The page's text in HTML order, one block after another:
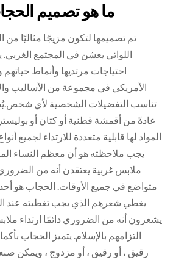
ما هو تصميم
تم تصميمها لتكون مزيجًا مثاليًا من
اللواتي يعشن في المجتمع الغربي.
احتياجات مرتديها وأنماط حياتهم
الأمريكي في مجموعة من الأساليب
تناسب التفضيلات الشخصية لأي
عادةً من أقمشة قطنية أو كتان أو
المواد لها قابلية متعددة للارتداء لجميع
يجب ملاحظته هو أن معظم النساء
ملابس غربية يعتقدن أنه من
متواضع في جميع الأوقات. الحجاب هو
يغطي شعرهم الذي يجب تغطيته عند
يشعرون أنه من الضروري دائمًا ارتداء
التزامهم بالإسلام. يتميز الحجاب
رقيق ، أو رقيق ، أو مزدوج ، ويمكن